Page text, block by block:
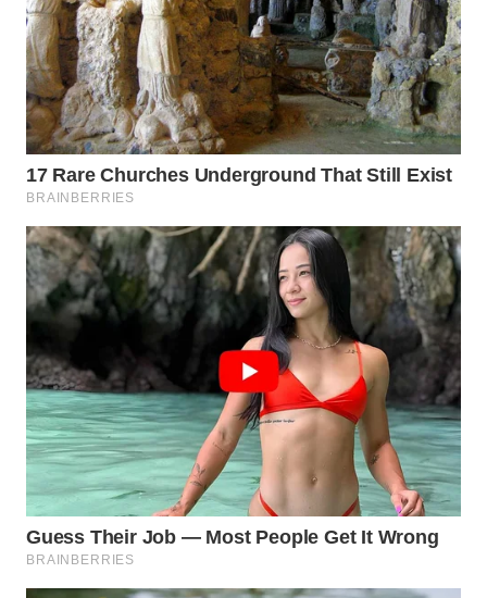
WN DELI
SERDANG
WN
TEBING
TINGGI
PAKPAK
WN
KARAWANG
WN
BEKASI
WN
BOGOR
WN
DEPOK